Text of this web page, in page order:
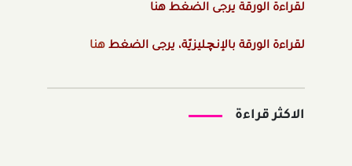
لقراءة الورقة يرجى الضغط هنا
لقراءة الورقة بالإنـچـليزيّة، يرجى الضغط هنا
الاكثر قراءة